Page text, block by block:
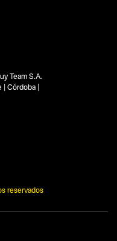
Team S.A.
Córdoba |
reservados